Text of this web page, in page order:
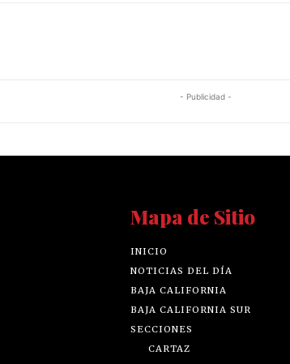
- Publicidad -
Mapa de Sitio
INICIO
NOTICIAS DEL DÍA
BAJA CALIFORNIA
BAJA CALIFORNIA SUR
SECCIONES
CARTAZ